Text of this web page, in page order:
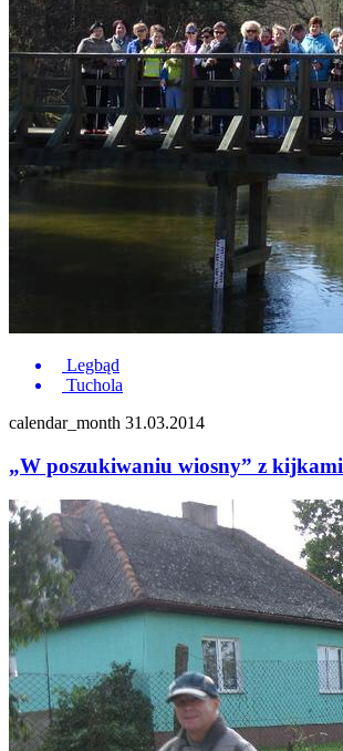
Legbąd
Tuchola
calendar_month 31.03.2014
„W poszukiwaniu wiosny” z kijkami